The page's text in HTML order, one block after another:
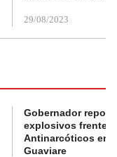
29/08/2023
Gobernador
explosivos frente a
Antinarcóticos en
Guaviare